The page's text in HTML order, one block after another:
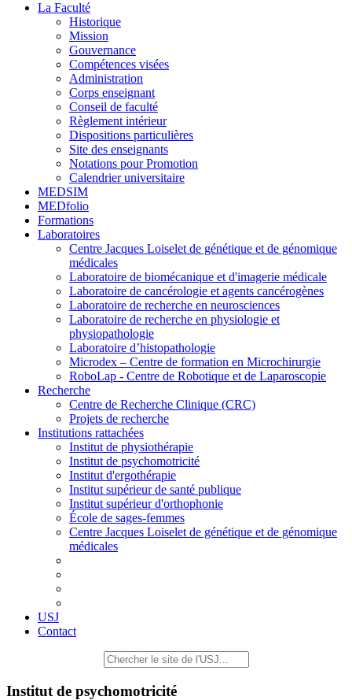
La Faculté
Historique
Mission
Gouvernance
Compétences visées
Administration
Corps enseignant
Conseil de faculté
Règlement intérieur
Dispositions particulières
Site des enseignants
Notations pour Promotion
Calendrier universitaire
MEDSIM
MEDfolio
Formations
Laboratoires
Centre Jacques Loiselet de génétique et de génomique
médicales
Laboratoire de biomécanique et d'imagerie médicale
Laboratoire de cancérologie et agents cancérogènes
Laboratoire de recherche en neurosciences
Laboratoire de recherche en physiologie et
physiopathologie
Laboratoire d’histopathologie
Microdex – Centre de formation en Microchirurgie
RoboLap - Centre de Robotique et de Laparoscopie
Recherche
Centre de Recherche Clinique (CRC)
Projets de recherche
Institutions rattachées
Institut de physiothérapie
Institut de psychomotricité
Institut d'ergothérapie
Institut supérieur de santé publique
Institut supérieur d'orthophonie
École de sages-femmes
Centre Jacques Loiselet de génétique et de génomique
médicales
USJ
Contact
Institut de psychomotricité